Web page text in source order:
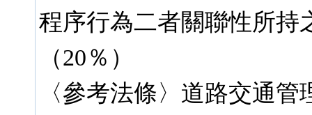
程序行為二者關聯性所持
（20％）
〈參考法條〉道路交通